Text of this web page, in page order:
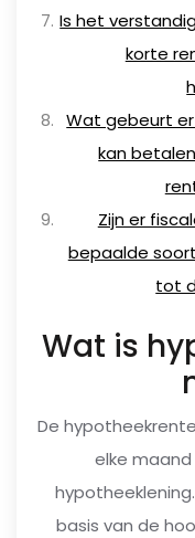
Is het
korte
Wat gebeurt
kan
Zijn er
bepaalde
tot
Wat is
De
elke
basis van de